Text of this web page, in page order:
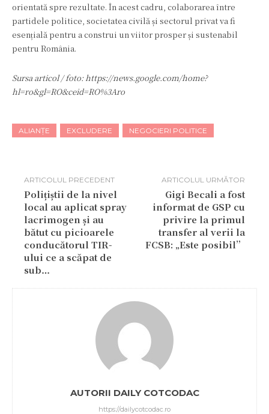
orientată spre rezultate. În acest cadru, colaborarea între
partidele politice, societatea civilă și sectorul privat va fi
esențială pentru a construi un viitor prosper și sustenabil
pentru România.
Sursa articol / foto: https://news.google.com/home?
hl=ro&gl=RO&ceid=RO%3Aro
ALIANȚE EXCLUDERE NEGOCIERI POLITICE
ARTICOLUL PRECEDENT
Polițiștii de la nivel
local au aplicat spray
lacrimogen și au
bătut cu picioarele
conducătorul TIR-
ului ce a scăpat de
sub…
ARTICOLUL URMĂTOR
Gigi Becali a fost
informat de GSP cu
privire la primul
transfer al verii la
FCSB: „Este posibil”
AUTORII DAILY COTCODAC
https://dailycotcodac.ro